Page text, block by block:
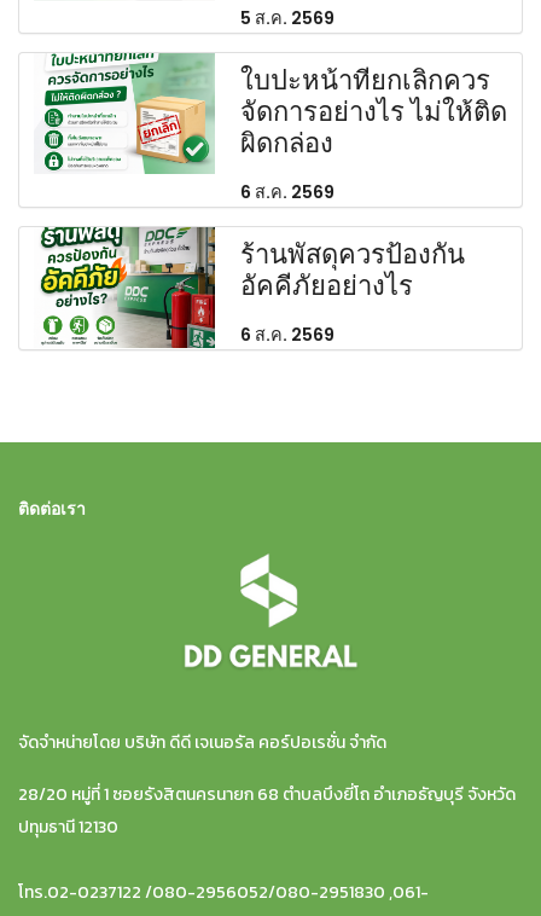
5 ส.ค. 2569
ใบปะหน้าที่ยกเลิกควร
จัดการอย่างไร ไม่ให้ติด
ผิดกล่อง
6 ส.ค. 2569
ร้านพัสดุควรป้องกัน
อัคคีภัยอย่างไร
6 ส.ค. 2569
ติดต่อเรา
จัดจำหน่ายโดย บริษัท ดีดี เจเนอรัล คอร์ปอเรชั่น จำกัด
28/20 หมู่ที่ 1 ซอยรังสิตนครนายก 68 ตำบลบึงยี่โถ อำเภอธัญบุรี จังหวัด
ปทุมธานี 12130
โทร.02-0237122 /080-2956052/080-2951830 ,061-